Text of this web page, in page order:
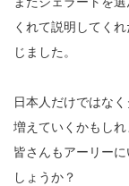
くれて説明してく
じました。
日本人だけではな
増えていくかもしれ
皆さんもアーリー
しょうか？